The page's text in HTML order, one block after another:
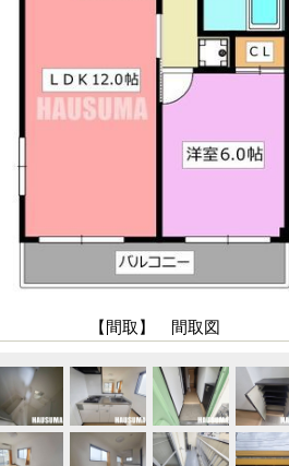
【間取】 間取図